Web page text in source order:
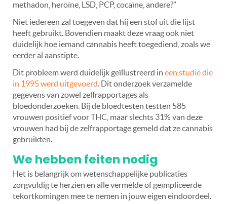
methadon, heroïne, LSD, PCP, cocaïne, andere?”
Niet iedereen zal toegeven dat hij een stof uit die lijst
heeft gebruikt. Bovendien maakt deze vraag ook niet
duidelijk hoe iemand cannabis heeft toegediend, zoals we
eerder al aanstipte.
Dit probleem werd duidelijk geïllustreerd in een studie die
in 1995 werd uitgevoerd. Dit onderzoek verzamelde
gegevens van zowel zelfrapportages als
bloedonderzoeken. Bij de bloedtesten testten 585
vrouwen positief voor THC, maar slechts 31% van deze
vrouwen had bij de zelfrapportage gemeld dat ze cannabis
gebruikten.
We hebben feiten nodig
Het is belangrijk om wetenschappelijke publicaties
zorgvuldig te herzien en alle vermelde of geïmpliceerde
tekortkomingen mee te nemen in jouw eigen eindoordeel.